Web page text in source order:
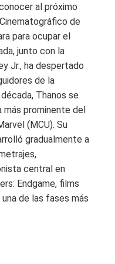
al próximo
de
para ocupar el
junto con la
Jr., ha despertado
de la
Thanos se
más prominente del
(MCU). Su
gradualmente a
central en
Endgame, films
de las fases más